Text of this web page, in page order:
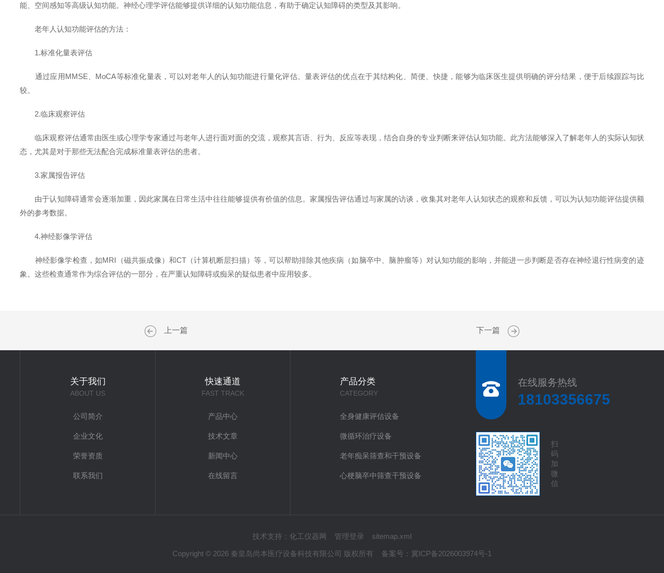
能、空间感知等高级认知功能。神经心理学评估能够提供详细的认知功能信息，有助于确定认知障碍的类型及其影响。
老年人认知功能评估的方法：
1.标准化量表评估
通过应用MMSE、MoCA等标准化量表，可以对老年人的认知功能进行量化评估。量表评估的优点在于其结构化、简便、快捷，能够为临床医生提供明确的评分结果，便于后续跟踪与比
较。
2.临床观察评估
临床观察评估通常由医生或心理学专家通过与老年人进行面对面的交流，观察其言语、行为、反应等表现，结合自身的专业判断来评估认知功能。此方法能够深入了解老年人的实际认知状
态，尤其是对于那些无法配合完成标准量表评估的患者。
3.家属报告评估
由于认知障碍通常会逐渐加重，因此家属在日常生活中往往能够提供有价值的信息。家属报告评估通过与家属的访谈，收集其对老年人认知状态的观察和反馈，可以为认知功能评估提供额
外的参考数据。
4.神经影像学评估
神经影像学检查，如MRI（磁共振成像）和CT（计算机断层扫描）等，可以帮助排除其他疾病（如脑卒中、脑肿瘤等）对认知功能的影响，并能进一步判断是否存在神经退行性病变的迹
象。这些检查通常作为综合评估的一部分，在严重认知障碍或痴呆的疑似患者中应用较多。
上一篇 下一篇
关于我们
ABOUT US
公司简介
企业文化
荣誉资质
联系我们
快速通道
FAST TRACK
产品中心
技术文章
新闻中心
在线留言
产品分类
CATEGORY
全身健康评估设备
微循环治疗设备
老年痴呆筛查和干预设备
心梗脑卒中筛查干预设备
在线服务热线
18103356675
扫
码
加
微
信
技术支持： 化工仪器网 管理登录 sitemap.xml
Copyright © 2026 秦皇岛尚本医疗设备科技有限公司 版权所有 备案号： 冀ICP备2026003974号-1